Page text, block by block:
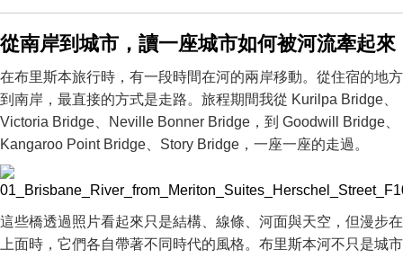
從南岸到城市，讀一座城市如何被河流牽起來
在布里斯本旅行時，有一段時間在河的兩岸移動。從住宿的地方
到南岸，最直接的方式是走路。旅程期間我從 Kurilpa Bridge、
Victoria Bridge、Neville Bonner Bridge，到 Goodwill Bridge、
Kangaroo Point Bridge、Story Bridge，一座一座的走過。
這些橋透過照片看起來只是結構、線條、河面與天空，但漫步在
上面時，它們各自帶著不同時代的風格。布里斯本河不只是城市